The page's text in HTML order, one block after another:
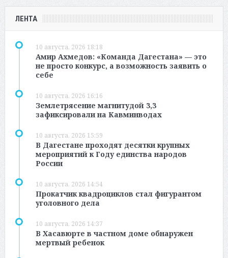
ЛЕНТА
10 августа, 2026 18:18
Амир Ахмедов: «Команда Дагестана» — это
не просто конкурс, а возможность заявить о
себе
10 августа, 2026 16:16
Землетрясение магнитудой 3,3
зафиксировали на Кавминводах
10 августа, 2026 15:59
В Дагестане проходят десятки крупных
мероприятий к Году единства народов
России
10 августа, 2026 14:54
Прокатчик квадроциклов стал фигурантом
уголовного дела
10 августа, 2026 14:37
В Хасавюрте в частном доме обнаружен
мертвый ребенок